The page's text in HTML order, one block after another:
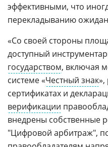
эффективными, что
перекладыванию
«Со своей стороны
доступный
государством, включая
системе «Честный знак»,
сертификатах и
верификации
внедрены собственные
"Цифровой арбитраж",